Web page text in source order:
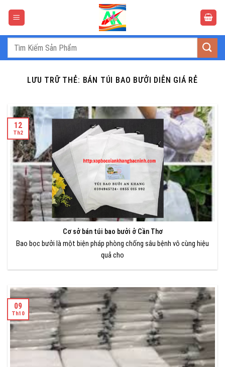
Tìm
LƯU TRỮ THẺ: BÁN TÚI BAO BƯỞI DIỄN GIÁ RẺ
Cơ sở bán túi bao bưởi ở Cần Thơ
Bao bọc bưởi là một biện pháp phòng chống sâu bệnh vô cùng hiệu
quả cho
12
Th2
09
Th10